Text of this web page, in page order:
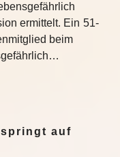
ermittelt. Ein 51-
beim
auf